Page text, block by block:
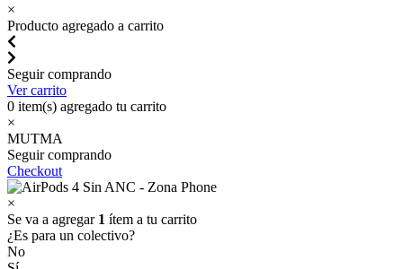
×
Producto agregado a carrito
Seguir comprando
Ver carrito
0 item(s) agregado tu carrito
×
MUTMA
Seguir comprando
Checkout
×
Se va a agregar 1 ítem a tu carrito
¿Es para un colectivo?
No